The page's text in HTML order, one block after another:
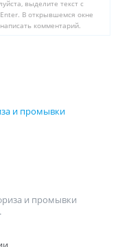
выделите текст с
В открывшемся окне
комментарий.
и промывки